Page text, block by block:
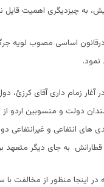
به چیزدیگری اهمیت قایل
اساسی مصوب لویه
نمود.
آغار زمام داری آقای کرزئ،
دولت و منسوبین اردو
های انتفاعی و غیرانتفاعی
به جای دیگر متعهد
در اینجا منظور از مخالفت